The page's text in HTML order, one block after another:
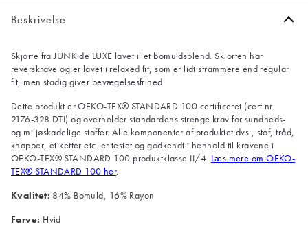
Beskrivelse
Skjorte fra JUNK de LUXE lavet i let bomuldsblend. Skjorten har
reverskrave og er lavet i relaxed fit, som er lidt strammere end regular
fit, men stadig giver bevægelsesfrihed.
Dette produkt er OEKO-TEX® STANDARD 100 certificeret (cert.nr.
2176-328 DTI) og overholder standardens strenge krav for sundheds-
og miljøskadelige stoffer. Alle komponenter af produktet dvs., stof, tråd,
knapper, etiketter etc. er testet og godkendt i henhold til kravene i
OEKO-TEX® STANDARD 100 produktklasse II/4. Læs mere om OEKO-
TEX® STANDARD 100 her.
Kvalitet: 84% Bomuld, 16% Rayon
Farve: Hvid